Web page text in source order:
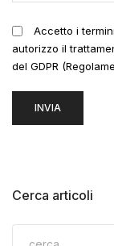
Accetto i
autorizzo il
del GDPR
Cerca articoli